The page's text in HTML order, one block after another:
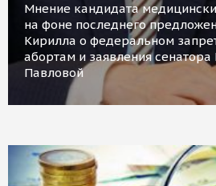
Мнение кандидата
на фоне последнего
Кирилла о федеральном
абортам и заявления
Павловой